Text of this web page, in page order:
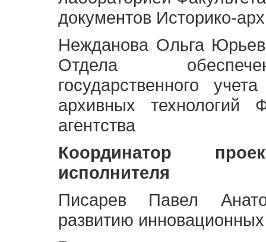
документов Историко-
Нежданова Ольга
Отдела
государственного
архивных технологий
агентства
Координатор
исполнителя
Писарев Павел
развитию